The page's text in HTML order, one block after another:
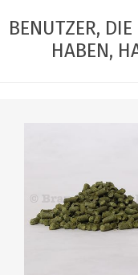
BENUTZER,
HABEN,